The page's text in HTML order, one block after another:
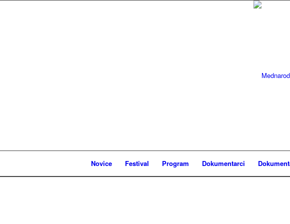
Novice Festival Program Dokumentarci